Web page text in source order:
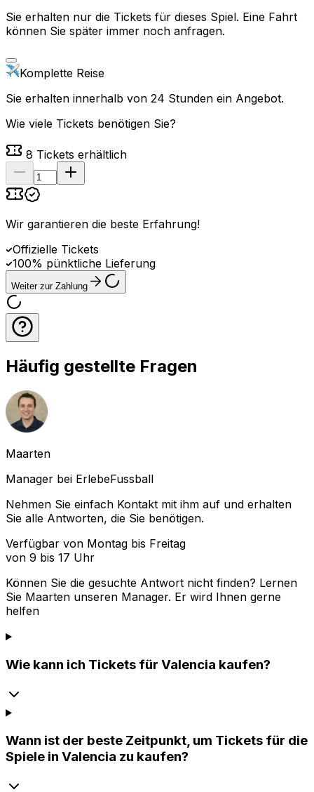
Sie erhalten nur die Tickets für dieses Spiel. Eine Fahrt
können Sie später immer noch anfragen.
Komplette Reise
Sie erhalten innerhalb von 24 Stunden ein Angebot.
Wie viele Tickets benötigen Sie?
8 Tickets erhältlich
Wir garantieren die beste Erfahrung!
Offizielle Tickets
100% pünktliche Lieferung
Weiter zur Zahlung
Häufig gestellte Fragen
Maarten
Manager bei ErlebeFussball
Nehmen Sie einfach Kontakt mit ihm auf und erhalten
Sie alle Antworten, die Sie benötigen.
Verfügbar von Montag bis Freitag
von 9 bis 17 Uhr
Können Sie die gesuchte Antwort nicht finden? Lernen
Sie Maarten unseren Manager. Er wird Ihnen gerne
helfen
Wie kann ich Tickets für Valencia kaufen?
Wann ist der beste Zeitpunkt, um Tickets für die
Spiele in Valencia zu kaufen?